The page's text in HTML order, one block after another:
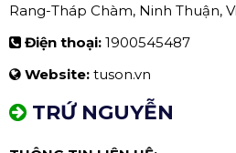
Rang-Tháp Chàm, Ninh Thuận,
Điện thoại: 1900545487
Website: tuson.vn
TRỨ NGUYỄN